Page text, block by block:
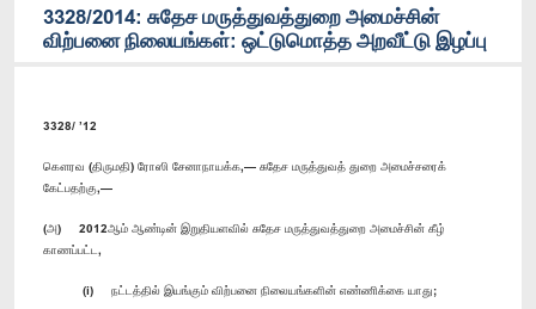
3328/2014: சுதேச மருத்துவத்துறை அமைச்சின்
விற்பனை நிலையங்கள்: ஒட்டுமொத்த அறவீட்டு இழப்பு
3328/ ’12
கௌரவ (திருமதி) ரோஸி சேனாநாயக்க,— சுதேச மருத்துவத் துறை அமைச்சரைக்
கேட்பதற்கு,—
(அ) 2012ஆம் ஆண்டின் இறுதியளவில் சுதேச மருத்துவத்துறை அமைச்சின் கீழ்
காணப்பட்ட,
(i) நட்டத்தில் இயங்கும் விற்பனை நிலையங்களின் எண்ணிக்கை யாது;